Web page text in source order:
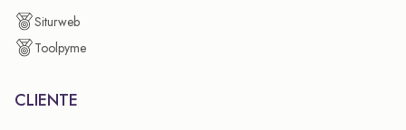
Siturweb
Toolpyme
CLIENTE